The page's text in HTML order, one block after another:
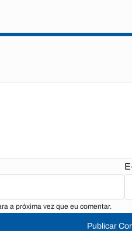
a próxima vez que eu comentar.
Publicar